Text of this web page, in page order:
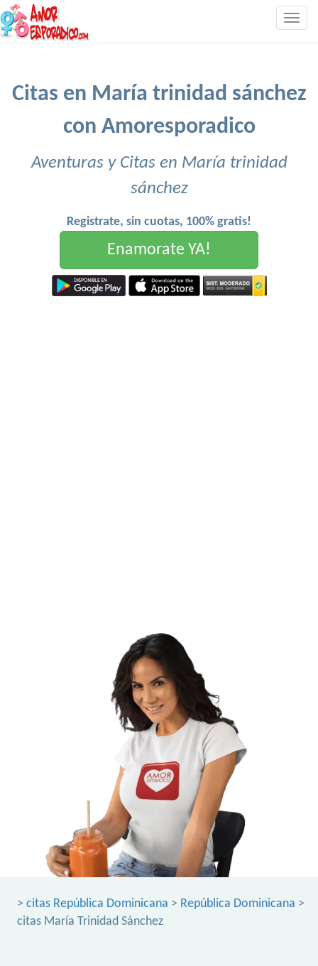
Citas en María trinidad sánchez
con Amoresporadico
Aventuras y Citas en María trinidad
sánchez
Registrate, sin cuotas, 100% gratis!
Enamorate YA!
> citas República Dominicana > República Dominicana >
citas María Trinidad Sánchez